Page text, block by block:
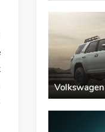
Volkswagen